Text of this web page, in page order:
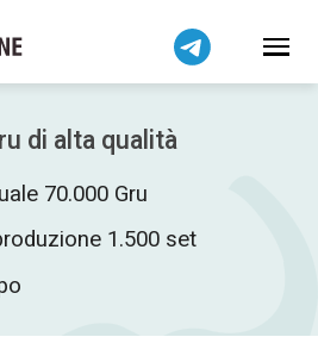
di alta qualità
70.000 Gru
1.500 set